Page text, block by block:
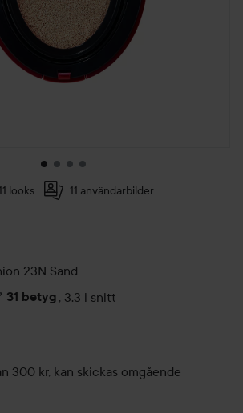
11 looks 11 användarbilder
23N Sand
31 betyg , 3.3 i snitt
kr
300 kr, kan skickas omgående